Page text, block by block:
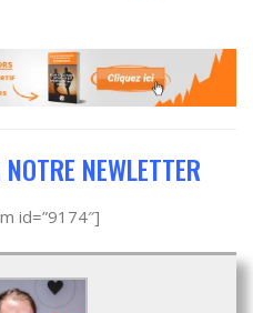
NEWLETTER
id=”9174″]